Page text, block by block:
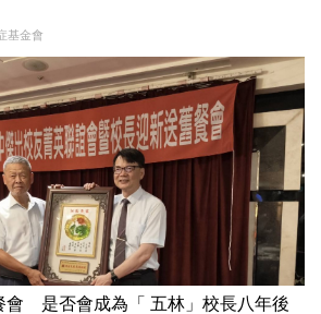
基金會
會 是否會成為「 五林」校長八年後